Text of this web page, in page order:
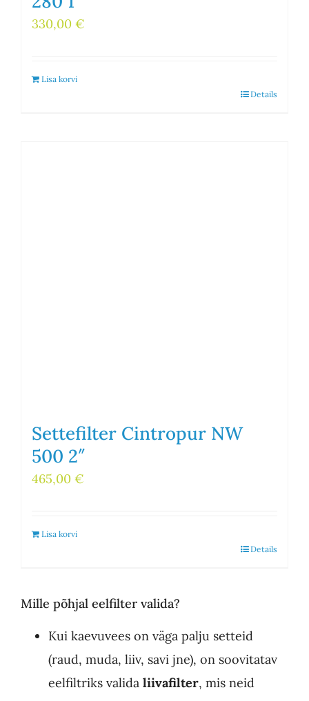
330,00 €
Lisa korvi
Details
Settefilter Cintropur NW
500 2″
465,00 €
Lisa korvi
Details
Mille põhjal eelfilter valida?
Kui kaevuvees on väga palju setteid
(raud, muda, liiv, savi jne), on soovitatav
eelfiltriks valida liivafilter, mis neid